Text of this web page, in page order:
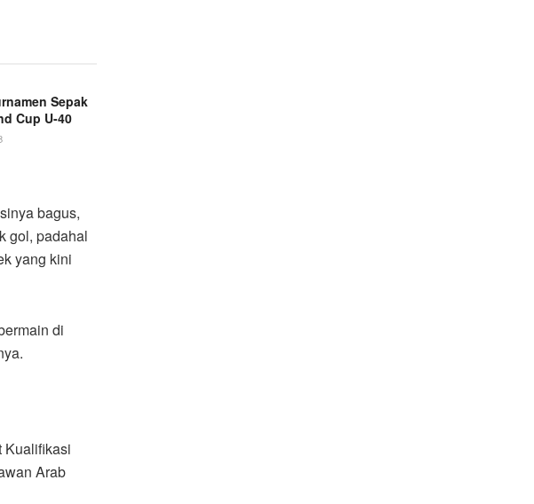
Sepak
Cup U-40
bagus,
gol, padahal
yang kini
di
Kualifikasi
Arab